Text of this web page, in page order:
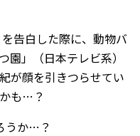
告白した際に、動物バ
園」（日本テレビ系）
が顔を引きつらせてい
も…？
うか…？